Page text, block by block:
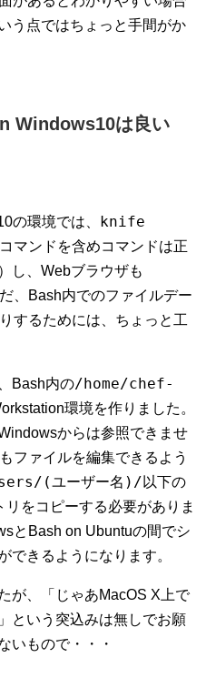
う点ではちょっと手間がか
Windows10は良い
の環境では、 knife
コマンドを含めコマンドは正
し、Webブラウザも
、Bash内でのファイルデー
するためには、ちょっと工
Bash内の/home/chef-
環境を作りました。
からは参照できませ
ファイルを編集できるよう
(ユーザー名)/ 以下の
リをコピーする必要がありま
とBash on Ubuntuの間でシ
できるようになります。
が、「じゃあMacOS X上で
という突込みは無しでお願
いもので・・・